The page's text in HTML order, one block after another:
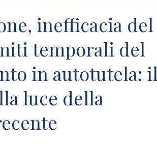
inefficacia del
temporali del
in autotutela: il
luce della